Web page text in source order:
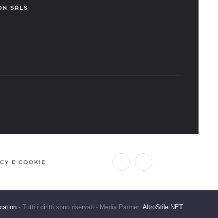
SRLS
E COOKIE
- Tutti i diritti sono riservati - Media Partner: AltroStile.NET